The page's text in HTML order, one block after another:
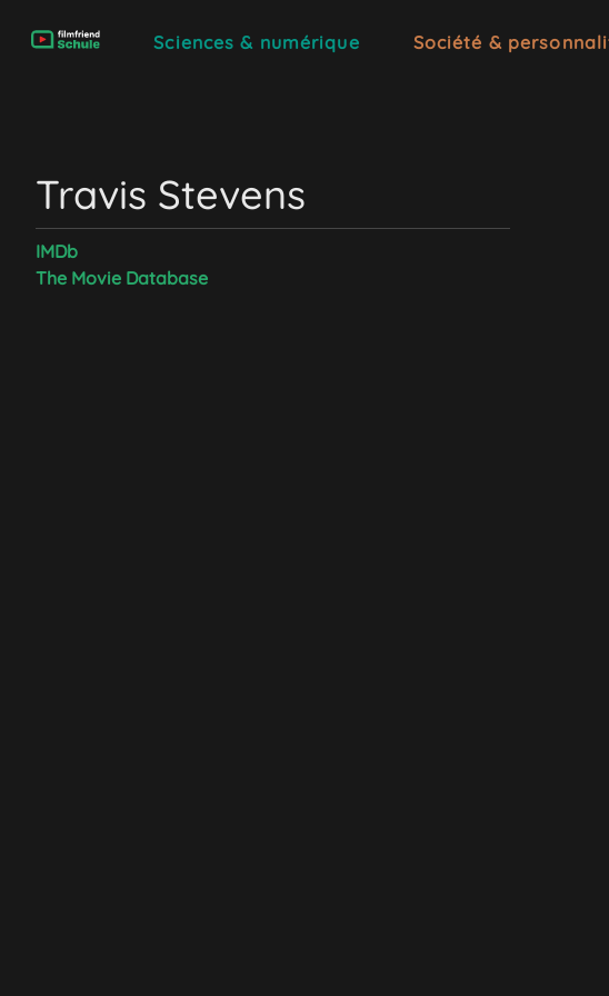
Sciences & numérique Société &
Travis Stevens
IMDb
The Movie Database